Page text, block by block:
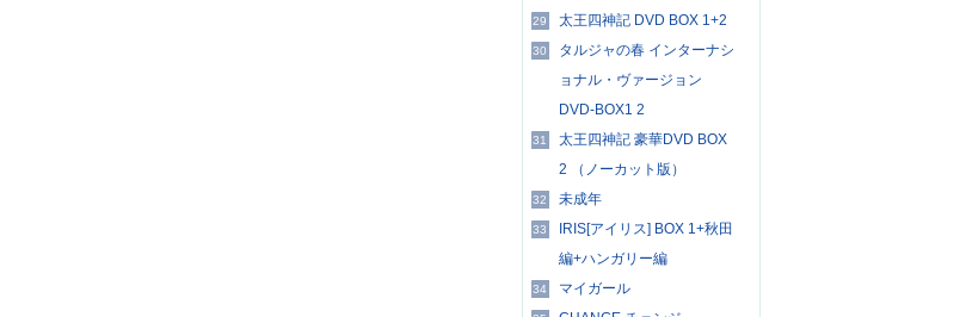
29 太王四神記 DVD BOX 1+2
30
タルジャの春 インターナシ
ョナル・ヴァージョン
DVD-BOX1 2
31
太王四神記 豪華DVD BOX
2 （ノーカット版）
32 未成年
33
IRIS[アイリス] BOX 1+秋田
編+ハンガリー編
34 マイガール